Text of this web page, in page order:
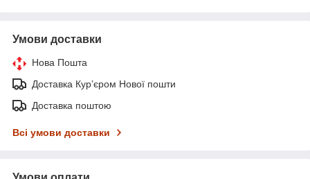
Умови доставки
Нова Пошта
Доставка Курʼєром Нової пошти
Доставка поштою
Всі умови доставки